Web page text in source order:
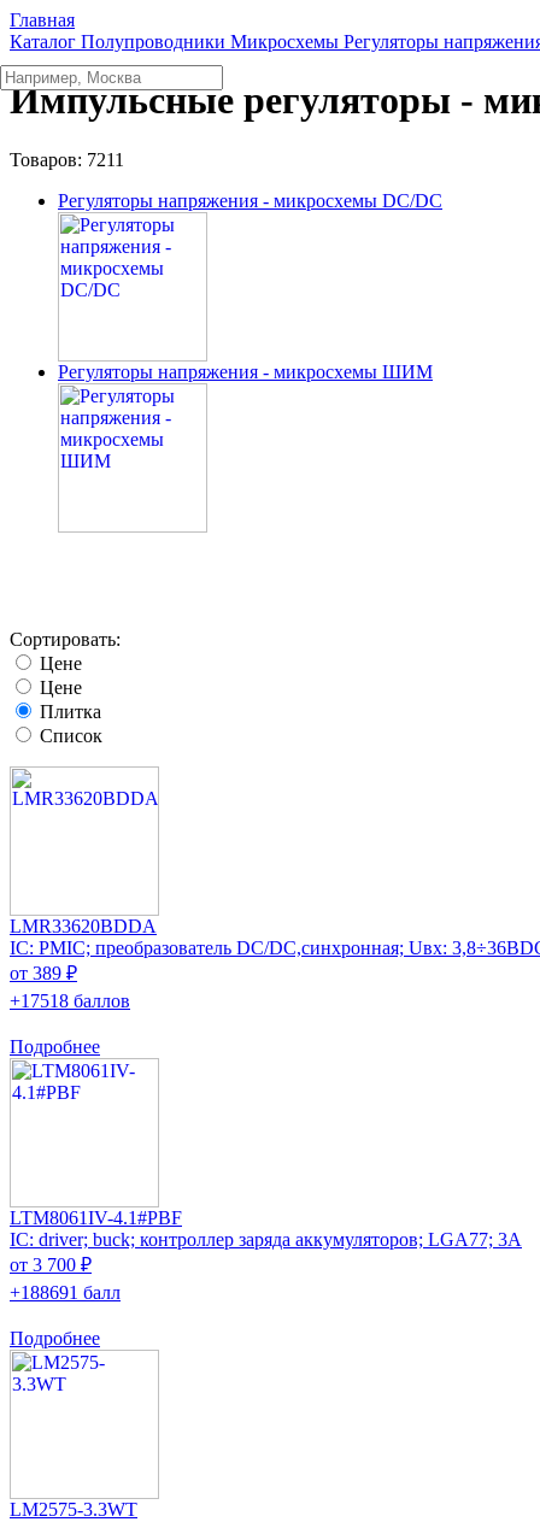
Главная
Каталог Полупроводники Микросхемы Регуляторы
Импульсные регуляторы -
Товаров: 7211
Регуляторы напряжения - микросхемы DC/DC
Регуляторы напряжения - микросхемы ШИМ
Сортировать:
Цене
Цене
Плитка
Список
LMR33620BDDA
IC: PMIC; преобразователь DC/DC,синхронная; Uвх:
от 389 ₽
+17518 баллов
Подробнее
LTM8061IV-4.1#PBF
IC: driver; buck; контроллер заряда аккумуляторов; LGA77; 3А
от 3 700 ₽
+188691 балл
Подробнее
LM2575-3.3WT